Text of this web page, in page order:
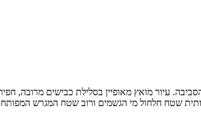
עיור מואץ מאופיין בסלילת כבישים מרובה,
שטח חלחול מי הגשמים ורוב שטח המגרש